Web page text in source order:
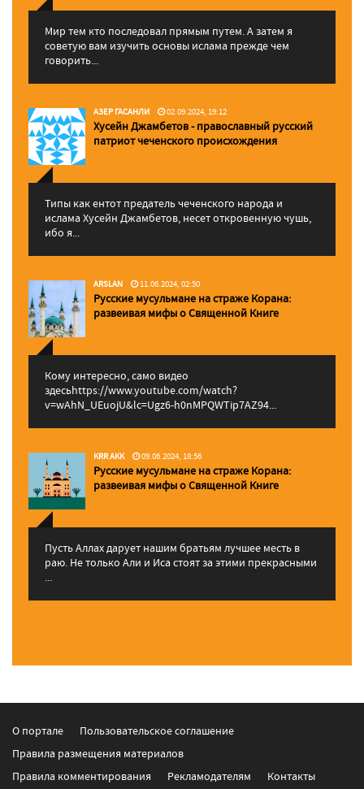
Мир тем кто последовал прямым путем. А затем я
советую вам изучить основы ислама прежде чем
говорить...
АЗЕР ГАСАНЛИ 02.09.2024, 19:12
Хусейн Джамбетов - православный русский
патриот чеченского происхождения
Типы как ентот предатель чеченского народа и
ислама Хусейн Джамбетов, несет откровенную чушь,
ибо я...
ARSLAN 11.06.2024, 02:50
Русские мусульмане на страже Корана:
pазвеивая мифы о Священной Книге
Кому интересно, само видео
здесьhttps://www.youtube.com/watch?
v=wAhN_UEuojU&lc=Ugz6-h0nMPQWTip7AZ94...
KRR AKK 09.06.2024, 18:56
Русские мусульмане на страже Корана:
pазвеивая мифы о Священной Книге
Пусть Аллах дарует нашим братьям лучшее месть в
раю. Не только Али и Иса стоят за этими прекрасными
О портале
Пользовательское соглашение
Правила размещения материалов
Правила комментирования
Рекламодателям Контакты